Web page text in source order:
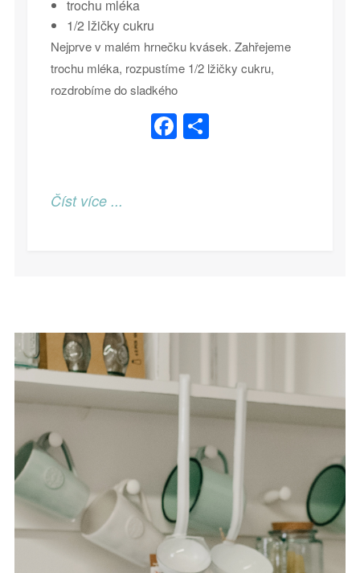
trochu mléka
1/2 lžičky cukru
Nejprve v malém hrnečku kvásek. Zahřejeme
trochu mléka, rozpustíme 1/2 lžičky cukru,
rozdrobíme do sladkého
Facebook
Share
Číst více ...